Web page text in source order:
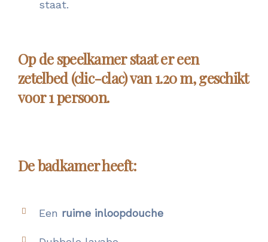
staat.
Op de speelkamer staat er een
zetelbed (clic-clac) van 1.20 m, geschikt
voor 1 persoon.
De badkamer heeft:
Een ruime inloopdouche